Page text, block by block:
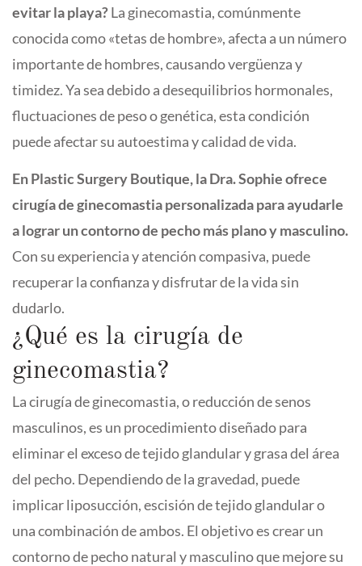
evitar la playa?La ginecomastia, comúnmente
conocida como «tetas de hombre», afecta a un número
importante de hombres, causando vergüenza y
timidez. Ya sea debido a desequilibrios hormonales,
fluctuaciones de peso o genética, esta condición
puede afectar su autoestima y calidad de vida.
En Plastic Surgery Boutique, la Dra. Sophie ofrece
cirugía de ginecomastia personalizada para ayudarle
a lograr un contorno de pecho más plano y masculino.
Con su experiencia y atención compasiva, puede
recuperar la confianza y disfrutar de la vida sin
dudarlo.
¿Qué es la cirugía de
ginecomastia?
La cirugía de ginecomastia, o reducción de senos
masculinos, es un procedimiento diseñado para
eliminar el exceso de tejido glandular y grasa del área
del pecho. Dependiendo de la gravedad, puede
implicar liposucción, escisión de tejido glandular o
una combinación de ambos. El objetivo es crear un
contorno de pecho natural y masculino que mejore su